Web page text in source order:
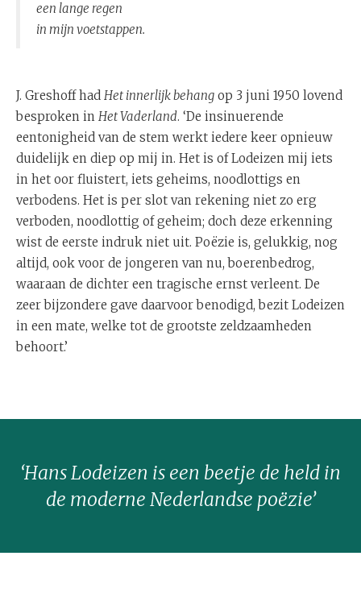
een lange regen
in mijn voetstappen.
J. Greshoff had Het innerlijk behang op 3 juni 1950 lovend
besproken in Het Vaderland. ‘De insinuerende
eentonigheid van de stem werkt iedere keer opnieuw
duidelijk en diep op mij in. Het is of Lodeizen mij iets
in het oor fluistert, iets geheims, noodlottigs en
verbodens. Het is per slot van rekening niet zo erg
verboden, noodlottig of geheim; doch deze erkenning
wist de eerste indruk niet uit. Poëzie is, gelukkig, nog
altijd, ook voor de jongeren van nu, boerenbedrog,
waaraan de dichter een tragische ernst verleent. De
zeer bijzondere gave daarvoor benodigd, bezit Lodeizen
in een mate, welke tot de grootste zeldzaamheden
behoort.’
‘Hans Lodeizen is een beetje de held in
de moderne Nederlandse poëzie’